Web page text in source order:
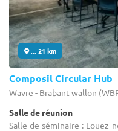
... 21 km
Composil Circular Hub
Wavre - Brabant wallon
Salle de réunion
Salle de séminaire : Louez